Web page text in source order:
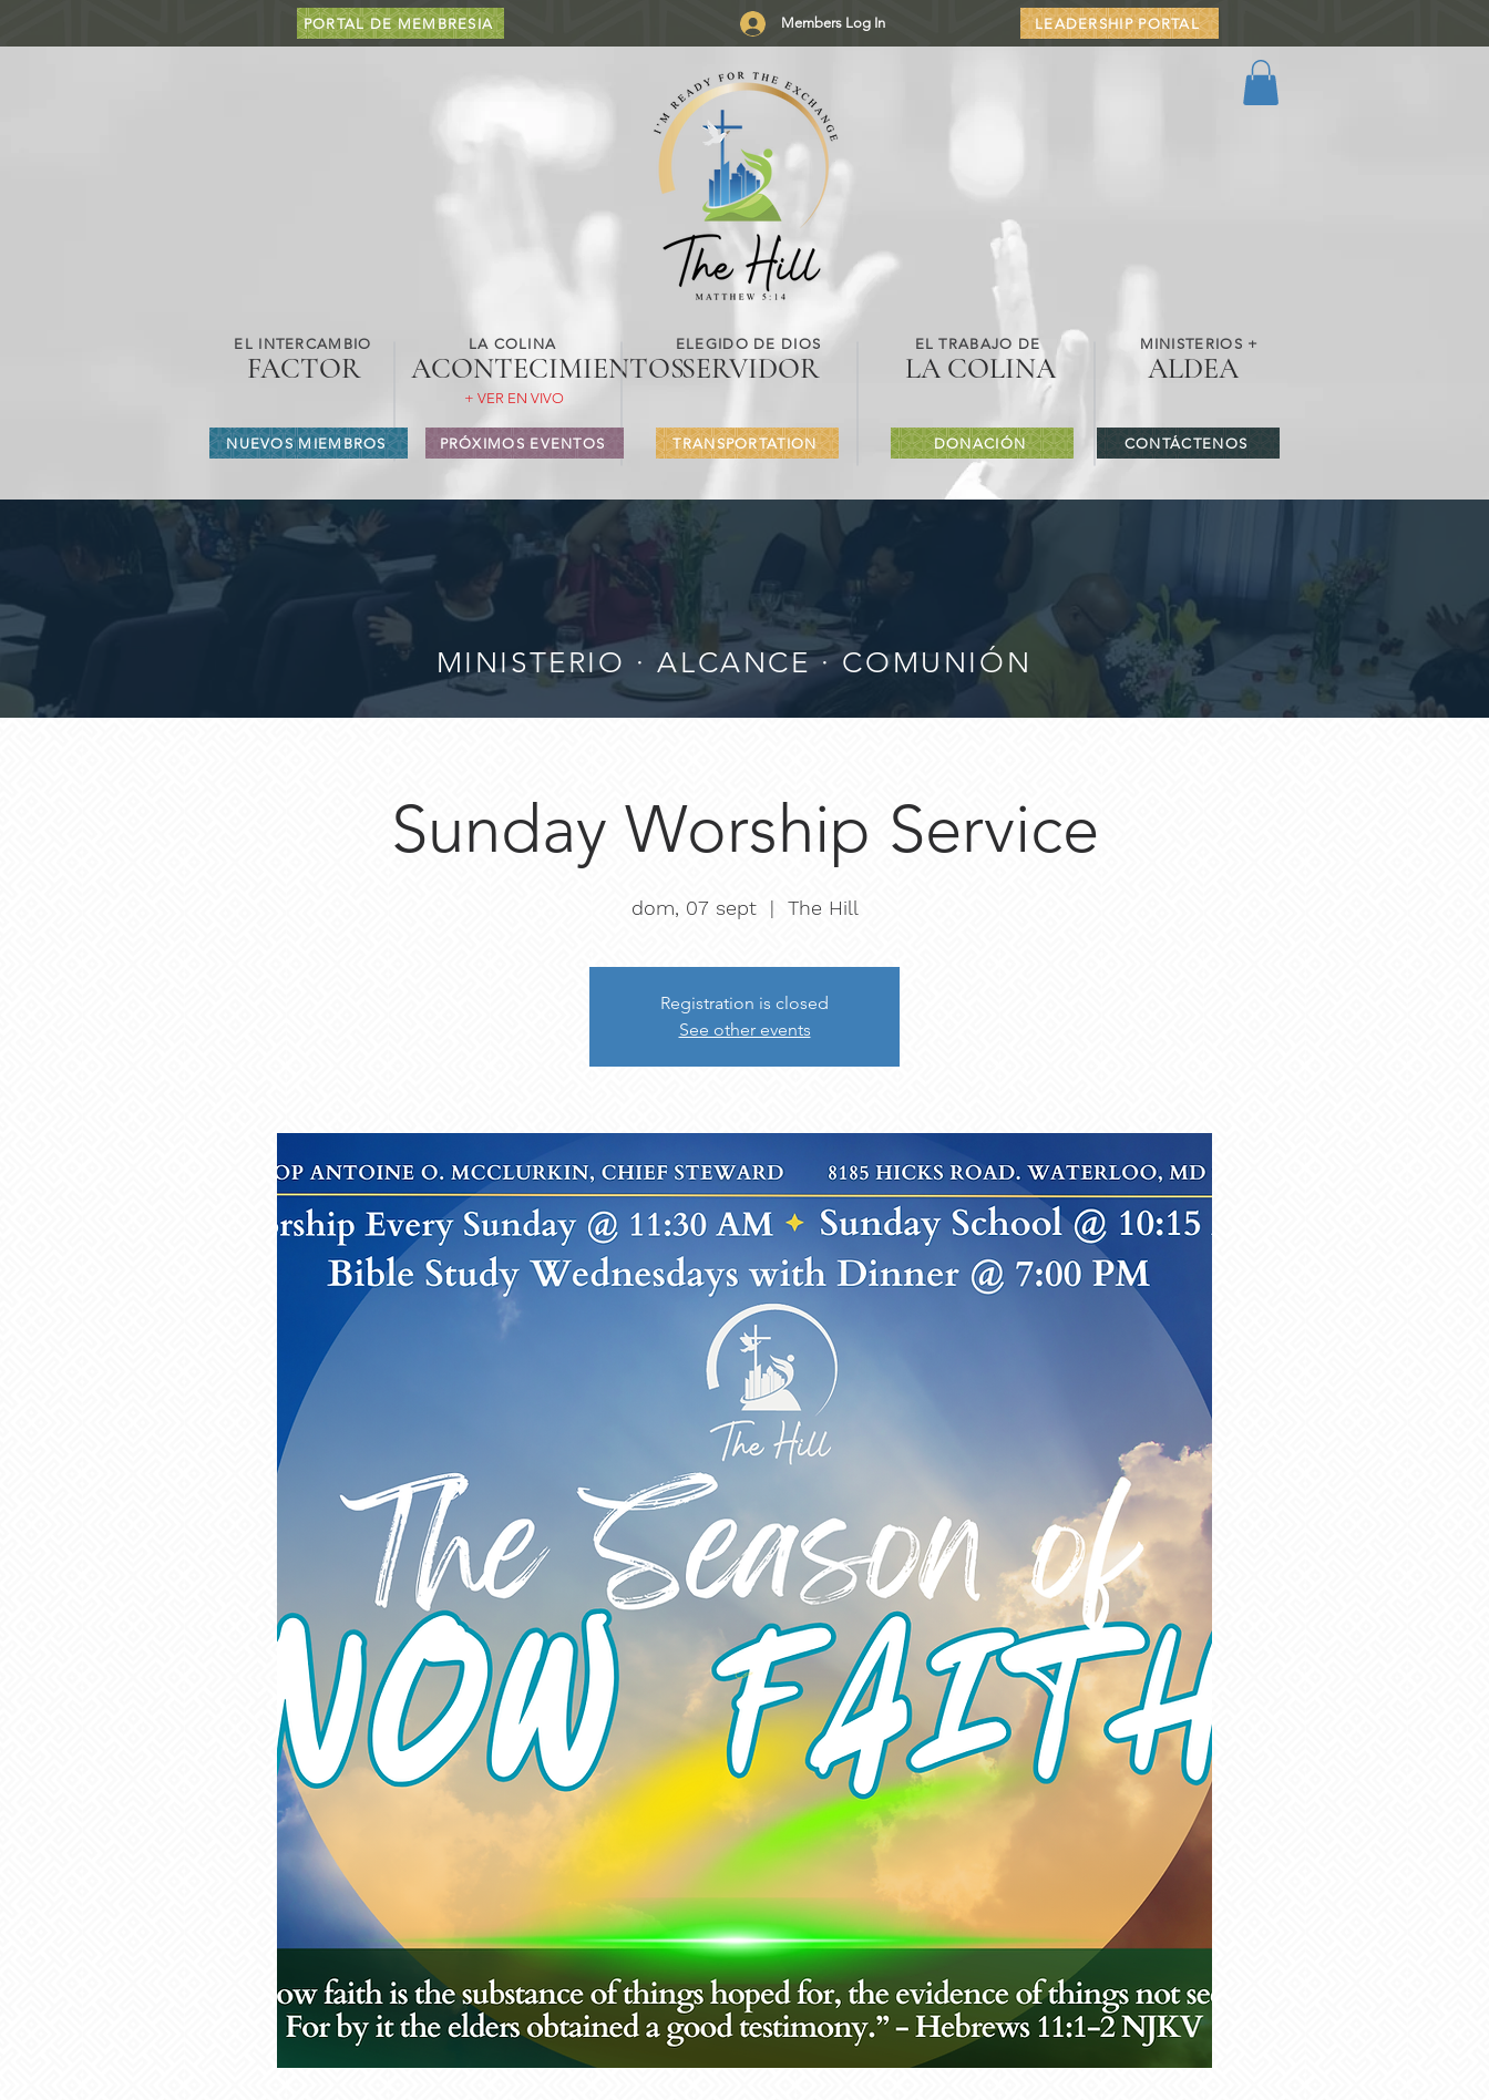
PORTAL DE MEMBRESIA Members Log In LEADERSHIP PORTAL
FACTOR
EL INTERCAMBIO
ACONTECIMIENTOS
LA COLINA
SERVIDOR
ELEGIDO DE DIOS
ALDEA
MINISTERIOS +
LA COLINA
EL TRABAJO DE
+ VER EN VIVO
NUEVOS MIEMBROS PRÓXIMOS EVENTOS TRANSPORTATION DONACIÓN CONTÁCTENOS
MINISTERIO · ALCANCE · COMUNIÓN
Sunday Worship Service
dom, 07 sept
  |
The Hill
Registration is closed
See other events